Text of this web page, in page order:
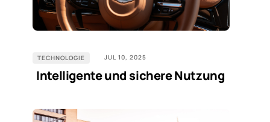
TECHNOLOGIE JUL 10, 2025
Intelligente und sichere Nutzung